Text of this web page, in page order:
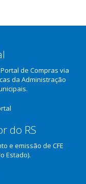
de Compras via
da Administração
do RS
e emissão de CFE
Estado).